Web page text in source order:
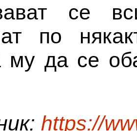
се
по
му да се
https://